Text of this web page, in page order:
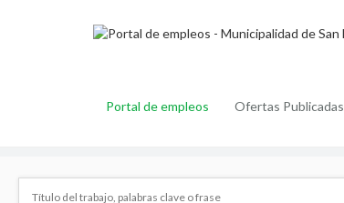
Portal de empleos Ofertas Publicadas